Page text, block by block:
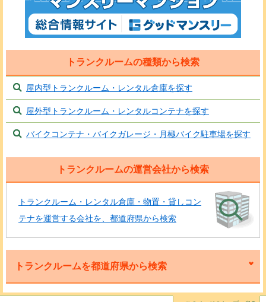
トランクルームの種類から検索
屋内型トランクルーム・レンタル倉庫を探す
屋外型トランクルーム・レンタルコンテナを探す
バイクコンテナ・バイクガレージ・月極バイク駐車場を探す
トランクルームの運営会社から検索
トランクルーム・レンタル倉庫・物置・貸しコン
テナを運営する会社を、都道府県から検索
トランクルームを都道府県から検索